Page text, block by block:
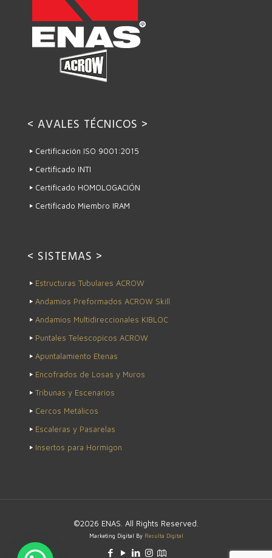
< AVALES TÉCNICOS >
Certificación ISO 9001:2015
Certificado INTI
Certificado HOMOLOGACIÓN
Certificado Miembro IRAM
< SISTEMAS >
Estructuras Tubulares ACROW
Andamios Preformados ACROW Skill
Andamios Multidireccionales KIBLOC
Puntales Telescopicos ACROW
Apuntalamiento Etenas
Encofrados de Losas y Muros
Tribunas y Escenarios
Cercos Metálicos
Escaleras y Pasarelas
Insertos para Hormigon
©2026 ENAS. All Rights Reserved.
Marketing Digital By Resulta Digital